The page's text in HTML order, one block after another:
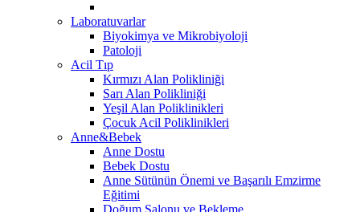
Laboratuvarlar
Biyokimya ve Mikrobiyoloji
Patoloji
Acil Tıp
Kırmızı Alan Polikliniği
Sarı Alan Polikliniği
Yeşil Alan Poliklinikleri
Çocuk Acil Poliklinikleri
Anne&Bebek
Anne Dostu
Bebek Dostu
Anne Sütünün Önemi ve Başarılı Emzirme
Eğitimi
Doğum Salonu ve Bekleme